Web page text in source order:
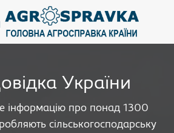
України
інформацію про понад 1300
сільськогосподарську